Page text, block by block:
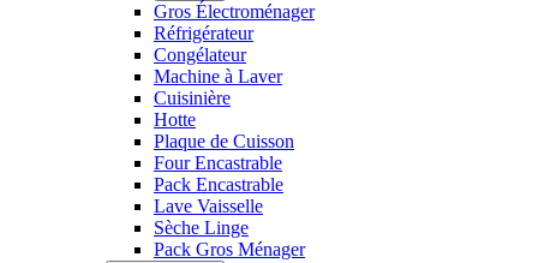
Gros Électroménager
Réfrigérateur
Congélateur
Machine à Laver
Cuisinière
Hotte
Plaque de Cuisson
Four Encastrable
Pack Encastrable
Lave Vaisselle
Sèche Linge
Pack Gros Ménager